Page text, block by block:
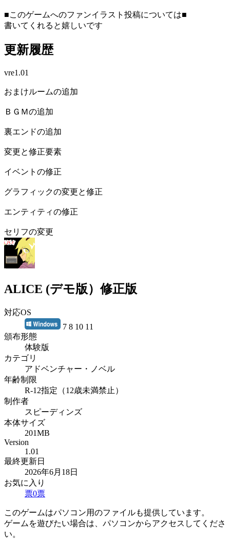
■このゲームへのファンイラスト投稿については■
書いてくれると嬉しいです
更新履歴
vre1.01
おまけルームの追加
ＢＧＭの追加
裏エンドの追加
変更と修正要素
イベントの修正
グラフィックの変更と修正
エンティティの修正
セリフの変更
ALICE (デモ版）修正版
対応OS
7 8 10 11
頒布形態
体験版
カテゴリ
アドベンチャー・ノベル
年齢制限
R-12指定（12歳未満禁止）
制作者
スピーディンズ
本体サイズ
201MB
Version
1.01
最終更新日
2026年6月18日
お気に入り
票0票
このゲームはパソコン用のファイルも提供しています。
ゲームを遊びたい場合は、パソコンからアクセスしてくださ
い。